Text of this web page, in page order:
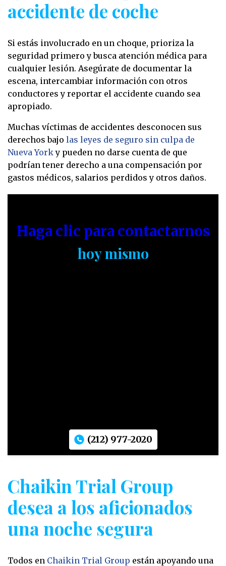
accidente de coche
Si estás involucrado en un choque, prioriza la
seguridad primero y busca atención médica para
cualquier lesión. Asegúrate de documentar la
escena, intercambiar información con otros
conductores y reportar el accidente cuando sea
apropiado.
Muchas víctimas de accidentes desconocen sus
derechos bajo las leyes de seguro sin culpa de
Nueva Yorky pueden no darse cuenta de que
podrían tener derecho a una compensación por
gastos médicos, salarios perdidos y otros daños.
Haga clic para contactarnos
hoy mismo
(212) 977-2020
Chaikin Trial Group
desea a los aficionados
una noche segura
Todos en Chaikin Trial Group están apoyando una